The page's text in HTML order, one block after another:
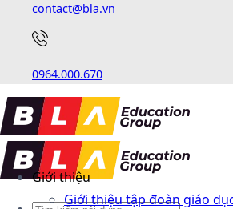
contact@bla.vn
0964.000.670
Giới thiệu
Giới thiệu tập đoàn giáo